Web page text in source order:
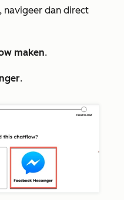
navigeer dan direct
maken.
.